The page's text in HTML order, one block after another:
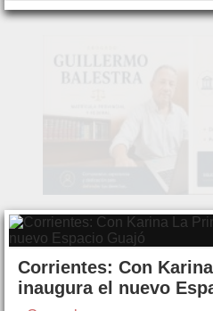
Corrientes: Con
inaugura el nuevo